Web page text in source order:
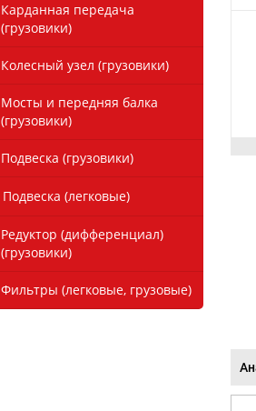
Карданная передача
(грузовики)
Колесный узел (грузовики)
Мосты и передняя балка
(грузовики)
Подвеска (грузовики)
Подвеска (легковые)
Редуктор (дифференциал)
(грузовики)
Фильтры (легковые, грузовые)